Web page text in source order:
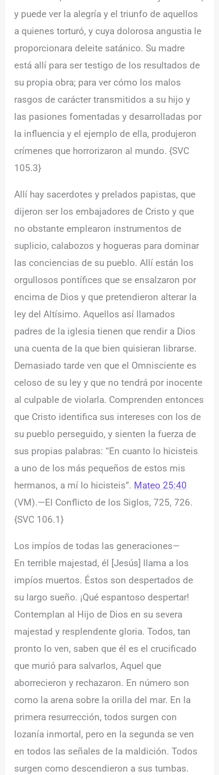
y puede ver la alegría y el triunfo de aquellos
a quienes torturó, y cuya dolorosa angustia le
proporcionara deleite satánico. Su madre
está allí para ser testigo de los resultados de
su propia obra; para ver cómo los malos
rasgos de carácter transmitidos a su hijo y
las pasiones fomentadas y desarrolladas por
la influencia y el ejemplo de ella, produjeron
crímenes que horrorizaron al mundo. {SVC
105.3}
Allí hay sacerdotes y prelados papistas, que
dijeron ser los embajadores de Cristo y que
no obstante emplearon instrumentos de
suplicio, calabozos y hogueras para dominar
las conciencias de su pueblo. Allí están los
orgullosos pontífices que se ensalzaron por
encima de Dios y que pretendieron alterar la
ley del Altísimo. Aquellos así llamados
padres de la iglesia tienen que rendir a Dios
una cuenta de la que bien quisieran librarse.
Demasiado tarde ven que el Omnisciente es
celoso de su ley y que no tendrá por inocente
al culpable de violarla. Comprenden entonces
que Cristo identifica sus intereses con los de
su pueblo perseguido, y sienten la fuerza de
sus propias palabras: “En cuanto lo hicisteis
a uno de los más pequeños de estos mis
hermanos, a mí lo hicisteis”. Mateo 25:40
(VM).—El Conflicto de los Siglos, 725, 726.
{SVC 106.1}
Los impíos de todas las generaciones—
En terrible majestad, él [Jesús] llama a los
impíos muertos. Éstos son despertados de
su largo sueño. ¡Qué espantoso despertar!
Contemplan al Hijo de Dios en su severa
majestad y resplendente gloria. Todos, tan
pronto lo ven, saben que él es el crucificado
que murió para salvarlos, Aquel que
aborrecieron y rechazaron. En número son
como la arena sobre la orilla del mar. En la
primera resurrección, todos surgen con
lozanía inmortal, pero en la segunda se ven
en todos las señales de la maldición. Todos
surgen como descendieron a sus tumbas.